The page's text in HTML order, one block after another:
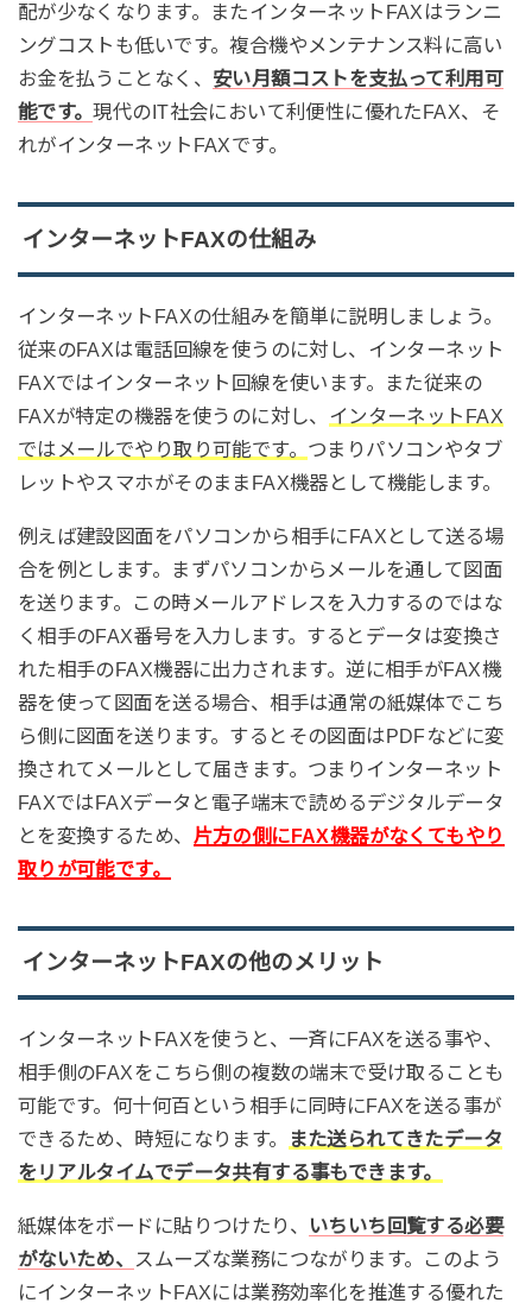
配が少なくなります。またインターネットFAXはランニ
ングコストも低いです。複合機やメンテナンス料に高い
お金を払うことなく、 安い月額コストを支払って利用可
能です。現代のIT社会において利便性に優れたFAX、そ
れがインターネットFAXです。
インターネットFAXの仕組み
インターネットFAXの仕組みを簡単に説明しましょう。
従来のFAXは電話回線を使うのに対し、インターネット
FAXではインターネット回線を使います。また従来の
FAXが特定の機器を使うのに対し、 インターネットFAX
ではメールでやり取り可能です。 つまりパソコンやタブ
レットやスマホがそのままFAX機器として機能します。
例えば建設図面をパソコンから相手にFAXとして送る場
合を例とします。まずパソコンからメールを通して図面
を送ります。この時メールアドレスを入力するのではな
く相手のFAX番号を入力します。するとデータは変換さ
れた相手のFAX機器に出力されます。逆に相手がFAX機
器を使って図面を送る場合、相手は通常の紙媒体でこち
ら側に図面を送ります。するとその図面はPDFなどに変
換されてメールとして届きます。つまりインターネット
FAXではFAXデータと電子端末で読めるデジタルデータ
とを変換するため、 片方の側にFAX機器がなくてもやり
取りが可能です。
インターネットFAXの他のメリット
インターネットFAXを使うと、一斉にFAXを送る事や、
相手側のFAXをこちら側の複数の端末で受け取ることも
可能です。何十何百という相手に同時にFAXを送る事が
できるため、時短になります。
また送られてきたデータ
をリアルタイムでデータ共有する事もできます。
紙媒体をボードに貼りつけたり、
いちいち回覧する必要
がないため、
スムーズな業務につながります。このよう
にインターネットFAXには業務効率化を推進する優れた